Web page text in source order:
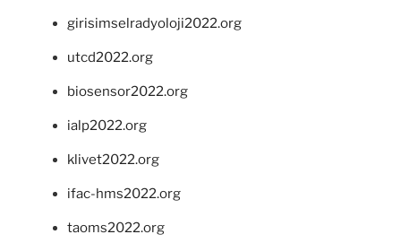
girisimselradyoloji2022.org
utcd2022.org
biosensor2022.org
ialp2022.org
klivet2022.org
ifac-hms2022.org
taoms2022.org